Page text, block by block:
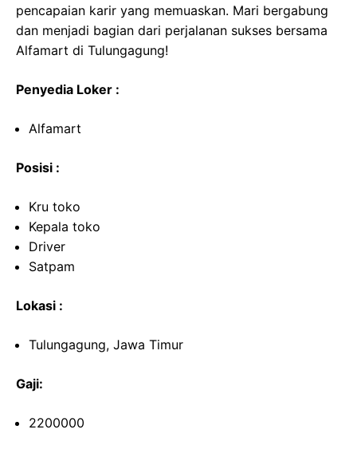
pencapaian karir yang memuaskan. Mari bergabung
dan menjadi bagian dari perjalanan sukses bersama
Alfamart di Tulungagung!
Penyedia Loker :
Alfamart
Posisi :
Kru toko
Kepala toko
Driver
Satpam
Lokasi :
Tulungagung, Jawa Timur
Gaji:
2200000